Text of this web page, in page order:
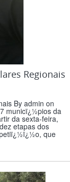
Regionais
By admin on
municï¿½pios da
da sexta-feira,
etapas dos
que